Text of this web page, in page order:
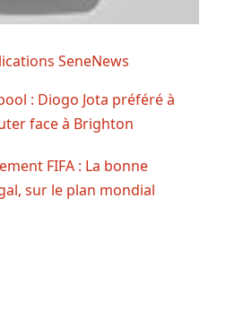
: Diogo Jota préféré à
face à Brighton
FIFA : La bonne
sur le plan mondial